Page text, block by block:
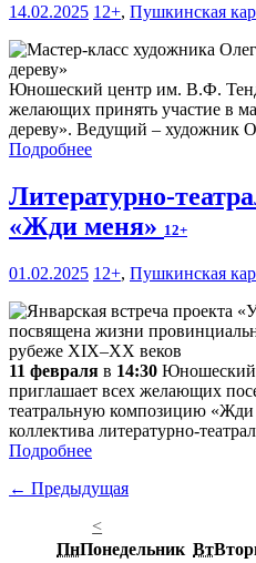
14.02.2025 12+, Пушкинская
Юношеский центр им. В.Ф.
желающих принять участие в
дереву». Ведущий – художник
Подробнее
Литературно-
«Жди меня» 12+
01.02.2025 12+, Пушкинская
11 февраля в 14:30 Юношеский
приглашает всех желающих
театральную композицию
коллектива литературно-
Подробнее
← Предыдущая
<
ПнПонедельник Вт